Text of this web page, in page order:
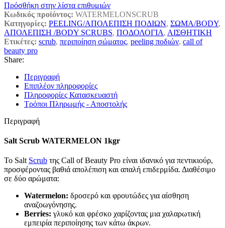
Πρόσθήκη στην λίστα επιθυμιών
Κωδικός προϊόντος: WATERMELONSCRUB
Κατηγορίες: PEELING/ΑΠΟΛΕΠΙΣΗ ΠΟΔΙΩΝ, ΣΩΜΑ/BODY,
ΑΠΟΛΕΠΙΣΗ /BODY SCRUBS, ΠΟΔΟΛΟΓΙΑ, ΑΙΣΘΗΤΙΚΗ
Ετικέτες: scrub, περιποίηση σώματος, peeling ποδιών, call of
beauty pro
Share:
Περιγραφή
Επιπλέον πληροφορίες
Πληροφορίες Κατασκευαστή
Τρόποι Πληρωμής - Αποστολής
Περιγραφή
Salt Scrub WATERMELON 1kgr
To Salt Scrub της Call of Beauty Pro είναι ιδανικό για πεντικιούρ,
προσφέροντας βαθιά απολέπιση και απαλή επιδερμίδα. Διαθέσιμο
σε δύο αρώματα:
Watermelon: δροσερό και φρουτώδες για αίσθηση
αναζοωγόνησης.
Berries: γλυκό και φρέσκο χαρίζοντας μια χαλαρωτική
εμπειρία περιποίησης των κάτω άκρων.